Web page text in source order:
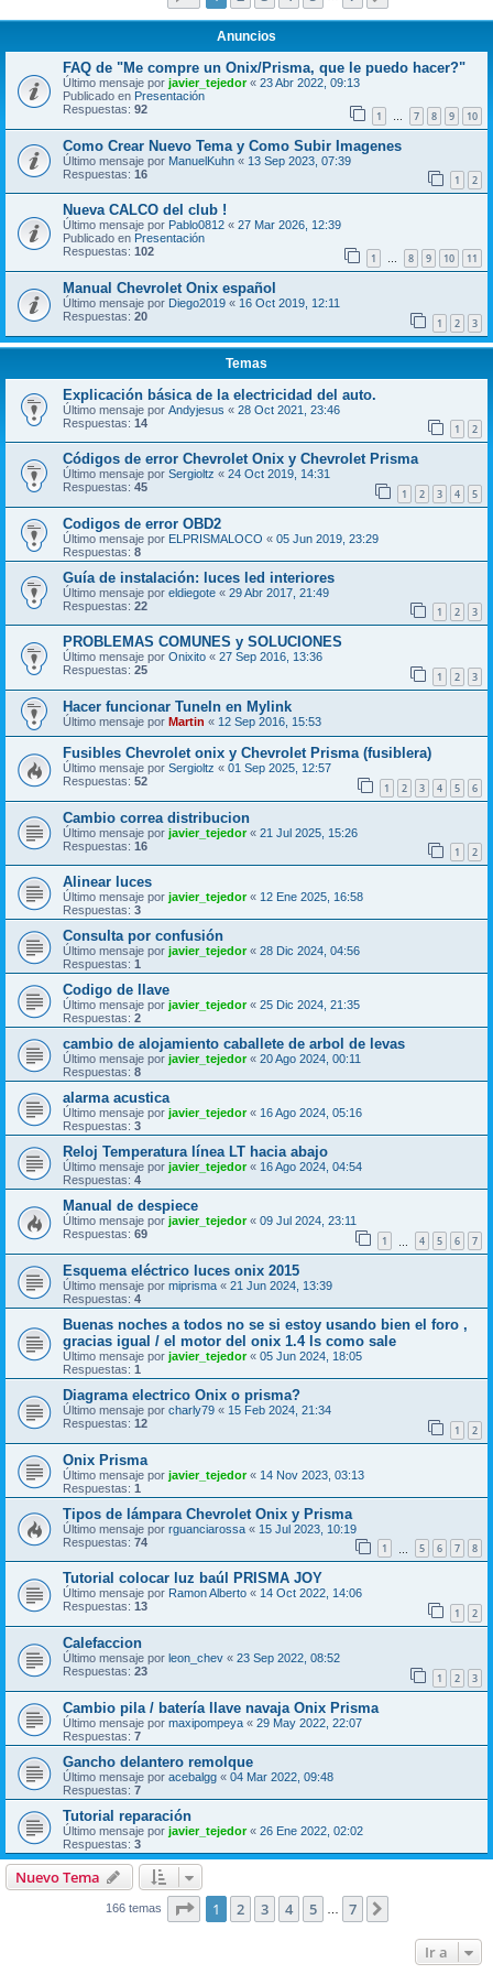
Anuncios
FAQ de "Me compre un Onix/Prisma, que le puedo hacer?"
Último mensaje por javier_tejedor« 23 Abr 2022, 09:13
Publicado en Presentación
Respuestas: 92 1 … 7 8 9 10
Como Crear Nuevo Tema y Como Subir Imagenes
Último mensaje por ManuelKuhn « 13 Sep 2023, 07:39
Respuestas: 16 1 2
Nueva CALCO del club !
Último mensaje por Pablo0812 « 27 Mar 2026, 12:39
Publicado en Presentación
Respuestas: 102 1 … 8 9 10 11
Manual Chevrolet Onix español
Último mensaje por Diego2019 « 16 Oct 2019, 12:11
Respuestas: 20 1 2 3
Temas
Explicación básica de la electricidad del auto.
Último mensaje por Andyjesus « 28 Oct 2021, 23:46
Respuestas: 14 1 2
Códigos de error Chevrolet Onix y Chevrolet Prisma
Último mensaje por Sergioltz « 24 Oct 2019, 14:31
Respuestas: 45 1 2 3 4 5
Codigos de error OBD2
Último mensaje por ELPRISMALOCO « 05 Jun 2019, 23:29
Respuestas: 8
Guía de instalación: luces led interiores
Último mensaje por eldiegote « 29 Abr 2017, 21:49
Respuestas: 22 1 2 3
PROBLEMAS COMUNES y SOLUCIONES
Último mensaje por Onixito « 27 Sep 2016, 13:36
Respuestas: 25 1 2 3
Hacer funcionar TuneIn en Mylink
Último mensaje por Martin « 12 Sep 2016, 15:53
Fusibles Chevrolet onix y Chevrolet Prisma (fusiblera)
Último mensaje por Sergioltz « 01 Sep 2025, 12:57
Respuestas: 52 1 2 3 4 5 6
Cambio correa distribucion
Último mensaje por javier_tejedor« 21 Jul 2025, 15:26
Respuestas: 16 1 2
Alinear luces
Último mensaje por javier_tejedor« 12 Ene 2025, 16:58
Respuestas: 3
Consulta por confusión
Último mensaje por javier_tejedor« 28 Dic 2024, 04:56
Respuestas: 1
Codigo de llave
Último mensaje por javier_tejedor« 25 Dic 2024, 21:35
Respuestas: 2
cambio de alojamiento caballete de arbol de levas
Último mensaje por javier_tejedor« 20 Ago 2024, 00:11
Respuestas: 8
alarma acustica
Último mensaje por javier_tejedor« 16 Ago 2024, 05:16
Respuestas: 3
Reloj Temperatura línea LT hacia abajo
Último mensaje por javier_tejedor« 16 Ago 2024, 04:54
Respuestas: 4
Manual de despiece
Último mensaje por javier_tejedor« 09 Jul 2024, 23:11
Respuestas: 69 1 4 5 6 7
Esquema eléctrico luces onix 2015
Último mensaje por miprisma « 21 Jun 2024, 13:39
Respuestas: 4
Buenas noches a todos no se si estoy usando bien el foro ,
gracias igual / el motor del onix 1.4 ls como sale
Último mensaje por javier_tejedor« 05 Jun 2024, 18:05
Respuestas: 1
Diagrama electrico Onix o prisma?
Último mensaje por charly79 « 15 Feb 2024, 21:34
Respuestas: 12 1 2
Onix Prisma
Último mensaje por javier_tejedor« 14 Nov 2023, 03:13
Respuestas: 1
Tipos de lámpara Chevrolet Onix y Prisma
Último mensaje por rguanciarossa « 15 Jul 2023, 10:19
Respuestas: 74 1 5 6 7 8
Tutorial colocar luz baúl PRISMA JOY
Último mensaje por Ramon Alberto « 14 Oct 2022, 14:06
Respuestas: 13 1 2
Calefaccion
Último mensaje por leon_chev « 23 Sep 2022, 08:52
Respuestas: 23 1 2 3
Cambio pila / batería llave navaja Onix Prisma
Último mensaje por maxipompeya « 29 May 2022, 22:07
Respuestas: 7
Gancho delantero remolque
Último mensaje por acebalgg « 04 Mar 2022, 09:48
Respuestas: 7
Tutorial reparación
Último mensaje por javier_tejedor« 26 Ene 2022, 02:02
Respuestas: 3
Nuevo Tema
166 temas Página de
1 2 3 4 5 7
Ir a